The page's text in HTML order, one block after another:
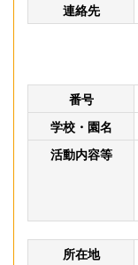
連絡先
番号
学校・園名
活動内容等
所在地